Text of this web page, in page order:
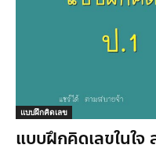
แบบฝึกคิดเลข
แบบฝึกคิดเลขในใ